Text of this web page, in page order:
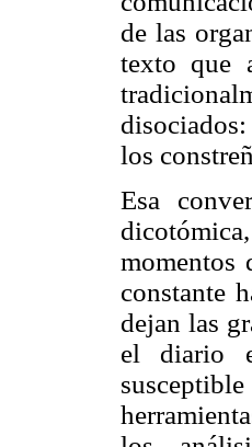
de las
texto que
los
Esa
momentos
constante
dejan las
el diario